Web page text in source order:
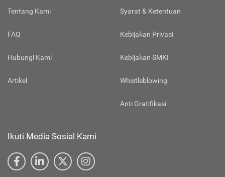
Tentang Kami
FAQ
Hubungi Kami
Artikel
Syarat & Ketentuan
Kebijakan Privasi
Kebijakan SMKI
Whistleblowing
Anti Gratifikasi
Ikuti Media Sosial Kami